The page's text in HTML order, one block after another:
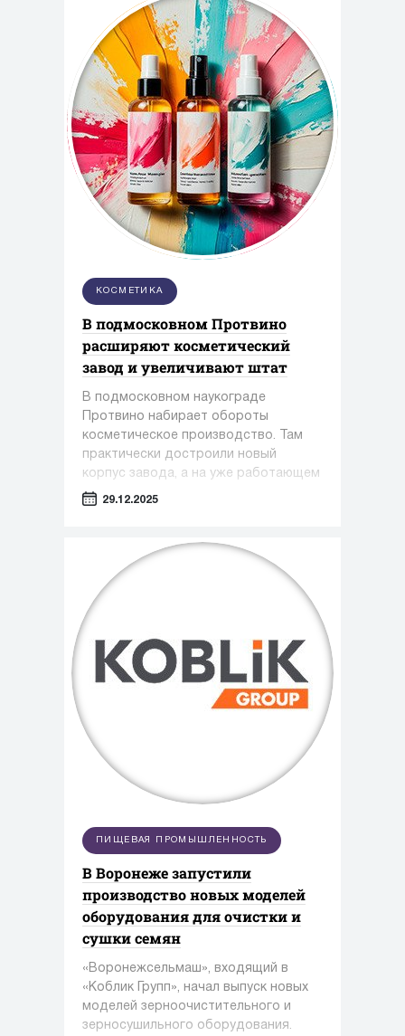
КОСМЕТИКА
В подмосковном Протвино
расширяют косметический
завод и увеличивают штат
В подмосковном наукограде
Протвино набирает обороты
косметическое производство. Там
практически достроили новый
корпус завода, а на уже работающем
предприятии только за этот год
29.12.2025
ПИЩЕВАЯ ПРОМЫШЛЕННОСТЬ
В Воронеже запустили
производство новых моделей
оборудования для очистки и
сушки семян
«Воронежсельмаш», входящий в
«Коблик Групп», начал выпуск новых
моделей зерноочистительного и
зерносушильного оборудования.